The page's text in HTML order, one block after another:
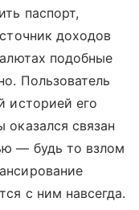
паспорт,
доходов
подобные
Пользователь
историей его
связан
— будь то взлом
с ним навсегда.